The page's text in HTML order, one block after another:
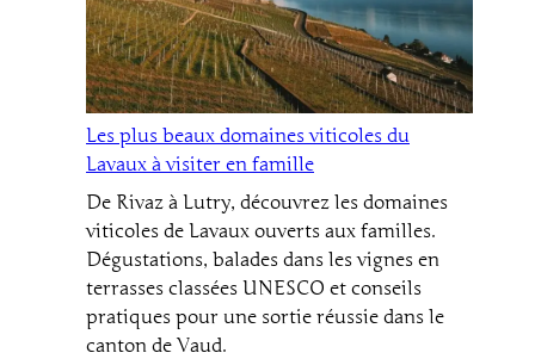
Les plus beaux domaines viticoles du
Lavaux à visiter en famille
De Rivaz à Lutry, découvrez les domaines
viticoles de Lavaux ouverts aux familles.
Dégustations, balades dans les vignes en
terrasses classées UNESCO et conseils
pratiques pour une sortie réussie dans le
canton de Vaud.